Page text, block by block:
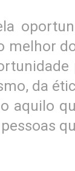
melhor
da
aquilo